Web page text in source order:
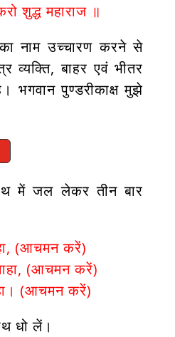
शुद्ध महाराज ॥
का नाम उच्चारण करने से
व्यक्ति, बाहर एवं भीतर
भगवान पुण्डरीकाक्ष मुझे
में जल लेकर तीन बार
(आचमन करें)
(आचमन करें)
(आचमन करें)
धो लें।